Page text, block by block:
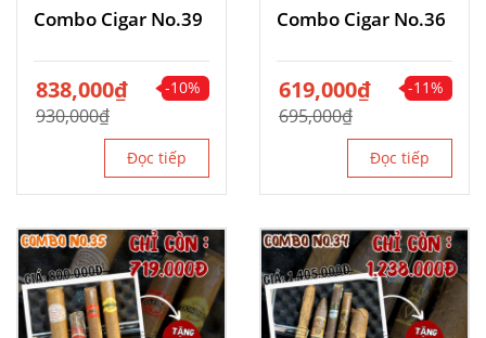
Combo Cigar No.39
930,000₫
Giá
gốc
là:
930,000₫.
838,000₫
Giá
hiện
tại
-10%
Đọc tiếp
Combo Cigar No.36
695,000₫
Giá
gốc
là:
695,000₫.
619,000₫
Giá
hiện
tại
-11%
Đọc tiếp